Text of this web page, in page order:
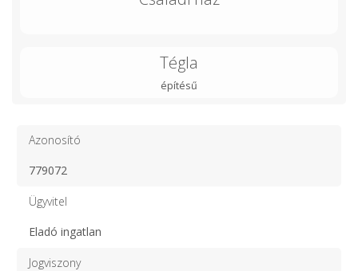
Tégla
építésű
Azonosító
779072
Ügyvitel
Eladó ingatlan
Jogviszony